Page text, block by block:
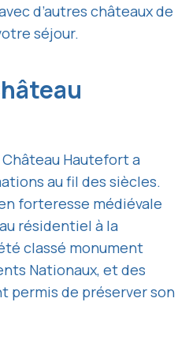
d’autres châteaux de
séjour.
Hautefort a
au fil des siècles.
forteresse médiévale
résidentiel à la
classé monument
Nationaux, et des
permis de préserver son